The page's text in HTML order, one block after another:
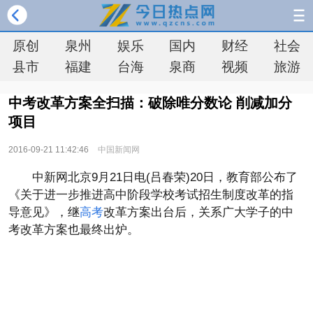
原创 泉州 娱乐 国内 财经
社会
县市
福建 台海 泉商 视频 旅游
中考改革方案全扫描：破除唯分数论 削减加分
项目
2016-09-21 11:42:46 中国新闻网
中新网北京9月21日电(吕春荣)20日，教育部公布了
《关于进一步推进高中阶段学校考试招生制度改革的指
导意见》，继高考改革方案出台后，关系广大学子的中
考改革方案也最终出炉。